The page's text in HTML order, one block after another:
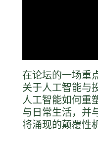
在论坛的一场重
关于人工智能与
人工智能如何重
与日常生活，并
将涌现的颠覆性